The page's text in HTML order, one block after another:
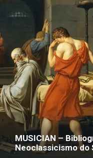
MUSICIAN –
Neoclassicismo do